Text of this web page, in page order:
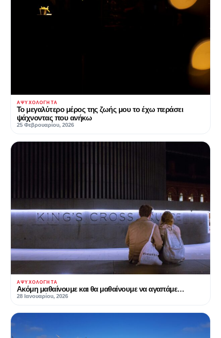
ΑΨΥΧΟΛΌΓΗΤΑ
Το μεγαλύτερο μέρος της ζωής μου το έχω περάσει
ψάχνοντας που ανήκω
25 Φεβρουαρίου, 2026
ΑΨΥΧΟΛΌΓΗΤΑ
Ακόμη μαθαίνουμε και θα μαθαίνουμε να αγαπάμε…
28 Ιανουαρίου, 2026